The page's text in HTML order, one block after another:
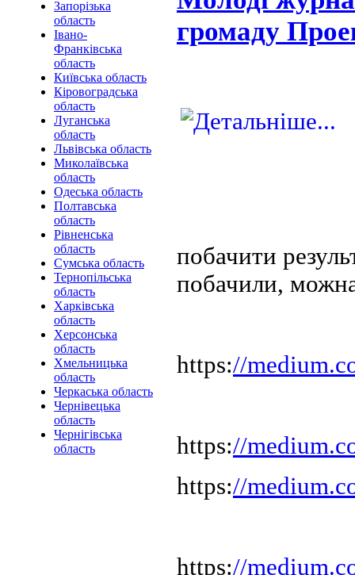
Запорізька
область
Івано-
Франківська
область
Київська область
Кіровоградська
область
Луганська
область
Львівська область
Миколаївська
область
Одеська область
Полтавська
область
Рівненська
область
Сумська область
Тернопільська
область
Харківська
область
Херсонська
область
Хмельницька
область
Черкаська область
Чернівецька
область
Чернігівська
область
громаду
побачити
побачили,
https://
https://
https://
https://